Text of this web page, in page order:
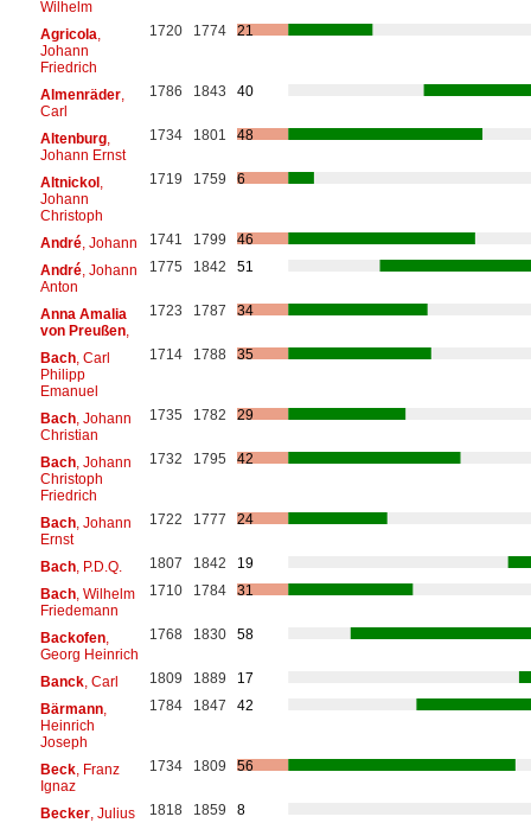
Wilhelm
Agricola
Johann
Friedrich
1720 1774 21
Almenräder,
Carl
1786 1843 40
Altenburg,
Johann Ernst
1734 1801 48
Altnickol,
Johann
Christoph
1719 1759 6
André, Johann 1741 1799
46
André, Johann
Anton
1775 1842 51
Anna Amalia
von Preußen,
1723 1787 34
Bach, Carl
Philipp
Emanuel
1714 1788 35
Bach, Johann
Christian
1735 1782 29
Bach, Johann
Christoph
Friedrich
1732 1795 42
Bach, Johann
Ernst
1722 1777 24
Bach, P.D.Q. 1807 1842
19
Bach, Wilhelm
Friedemann
1710 1784 31
Backofen,
Georg Heinrich
1768 1830 58
Banck, Carl 1809 1889
17
Bärmann,
Heinrich
Joseph
1784 1847 42
Beck, Franz
Ignaz
1734 1809 56
Becker, Julius 1818 1859
8